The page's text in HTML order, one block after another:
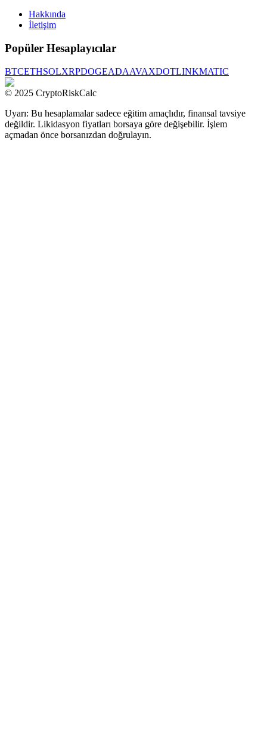
Hakkında
İletişim
Popüler Hesaplayıcılar
BTCETHSOLXRPDOGEADAAVAXDOTLINKMATIC
© 2025 CryptoRiskCalc
Uyarı: Bu hesaplamalar sadece eğitim amaçlıdır, finansal tavsiye
değildir. Likidasyon fiyatları borsaya göre değişebilir. İşlem
açmadan önce borsanızdan doğrulayın.